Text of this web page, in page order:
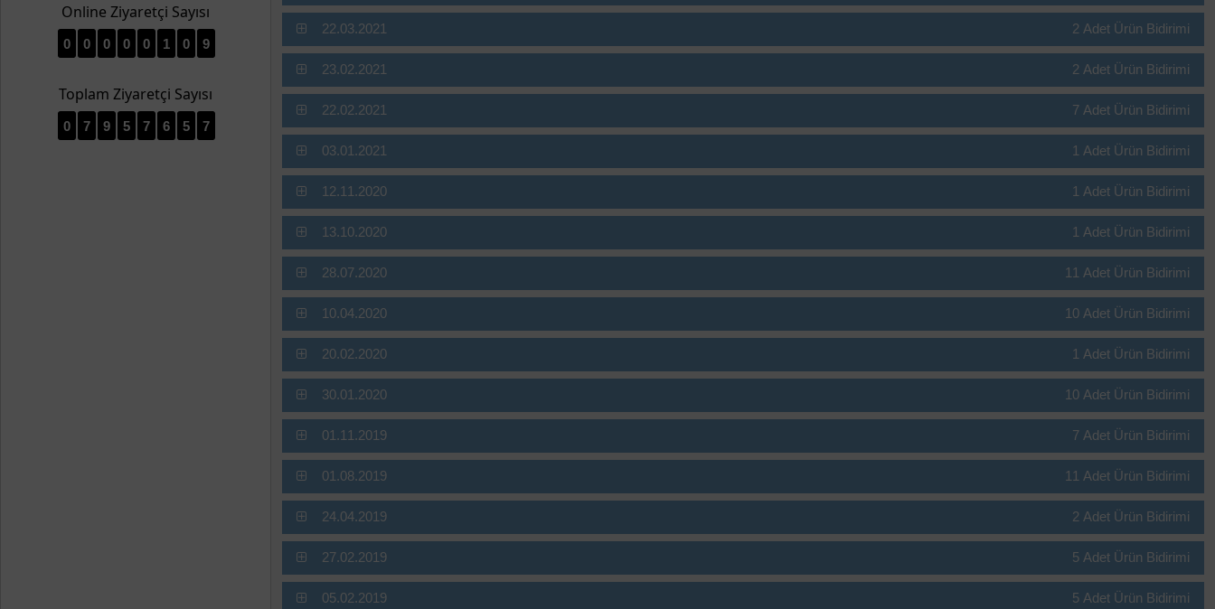
Online Ziyaretçi Sayısı
0 0 0 0 0 1 0 9
Toplam Ziyaretçi Sayısı
0 7 9 5 7 6 5 7
22.03.2021 2 Adet Ürün Bidirimi
23.02.2021 2 Adet Ürün Bidirimi
22.02.2021 7 Adet Ürün Bidirimi
03.01.2021 1 Adet Ürün Bidirimi
12.11.2020 1 Adet Ürün Bidirimi
13.10.2020 1 Adet Ürün Bidirimi
28.07.2020 11 Adet Ürün Bidirimi
10.04.2020 10 Adet Ürün Bidirimi
20.02.2020 1 Adet Ürün Bidirimi
30.01.2020 10 Adet Ürün Bidirimi
01.11.2019 7 Adet Ürün Bidirimi
01.08.2019 11 Adet Ürün Bidirimi
24.04.2019 2 Adet Ürün Bidirimi
27.02.2019 5 Adet Ürün Bidirimi
05.02.2019 5 Adet Ürün Bidirimi